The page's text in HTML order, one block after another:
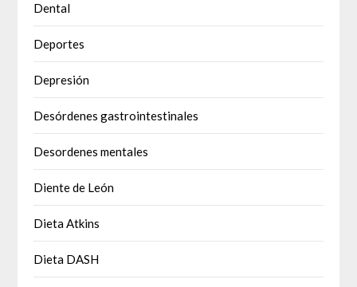
Dental
Deportes
Depresión
Desórdenes gastrointestinales
Desordenes mentales
Diente de León
Dieta Atkins
Dieta DASH